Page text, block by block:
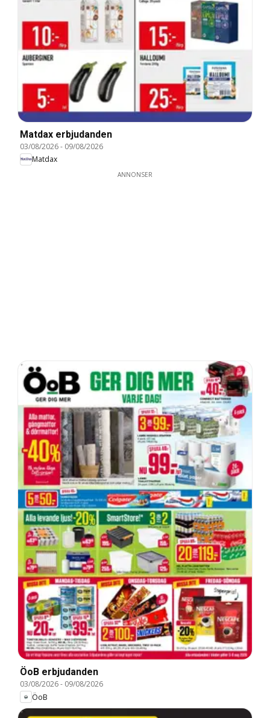
Matdax erbjudanden
03/08/2026- 09/08/2026
Matdax
ANNONSER
ÖoB erbjudanden
03/08/2026- 09/08/2026
ÖoB